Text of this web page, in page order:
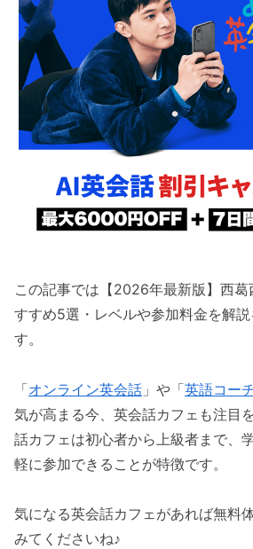
この記事では【2026年最新版】西
すすめ5選・レベルや参加料金を解
す。
「オンライン英会話 」や「英語コー
気が高まる今、英会話カフェも注目
話カフェは初心者から上級者まで、
軽に参加できることが特徴です。
気になる英会話カフェがあれば無料
みてくださいね♪